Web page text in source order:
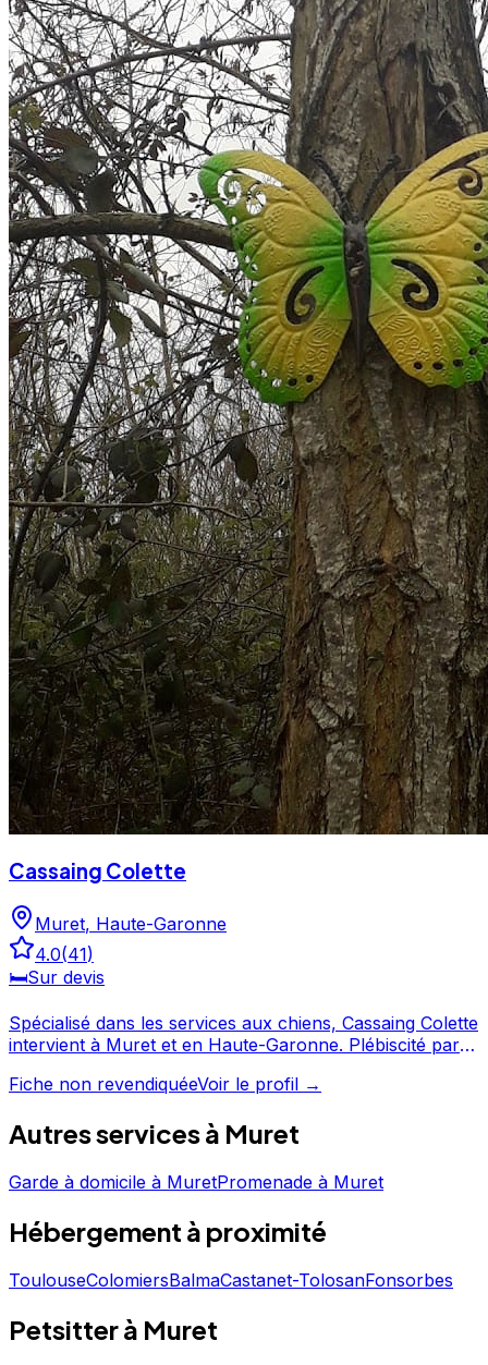
Cassaing Colette
Muret, Haute-Garonne
4.0(41)
🛏️Sur devis
Spécialisé dans les services aux chiens, Cassaing Colette
intervient à Muret et en Haute-Garonne. Plébiscité par
Colette fait partie des professionnels canins les mieux
services et le contacter directement. Cassaing Colette est
4/5 ⭐⭐⭐⭐ sur Google Maps avec 41 avis.
Fiche non revendiquéeVoir le profil →
Autres services à Muret
Garde à domicile à MuretPromenade à Muret
Hébergement à proximité
ToulouseColomiersBalmaCastanet-TolosanFonsorbes
Petsitter à Muret